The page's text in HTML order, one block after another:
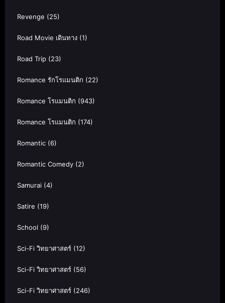
Revenge (25)
Road Movie เดินทาง (1)
Road Trip (23)
Romance รักโรแมนติก (22)
Romance โรแมนติก (943)
Romance โรแมนติก (174)
Romantic (6)
Romantic Comedy (2)
Samurai (4)
Satire (19)
School (9)
Sci-Fi วิทยาศาสตร์ (12)
Sci-Fi วิทยาศาสตร์ (56)
Sci-Fi วิทยาศาสตร์ (246)